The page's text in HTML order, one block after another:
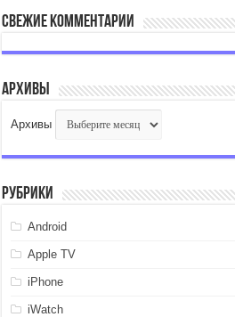
Свежие комментарии
Архивы
Архивы
Рубрики
Android
Apple TV
iPhone
iWatch